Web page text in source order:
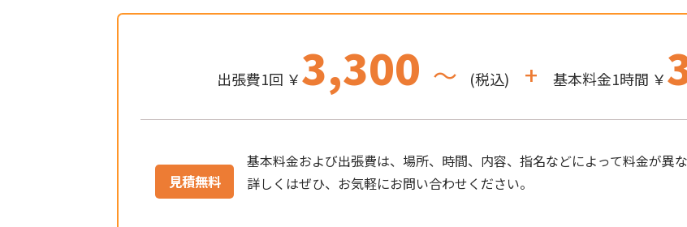
出張費1回 ￥3,300 ～ (税込) + 基本料金1時間 ￥
見積無料
基本料金および出張費は、場所、時間、内容、指名などによって料金が異な
詳しくはぜひ、お気軽にお問い合わせください。